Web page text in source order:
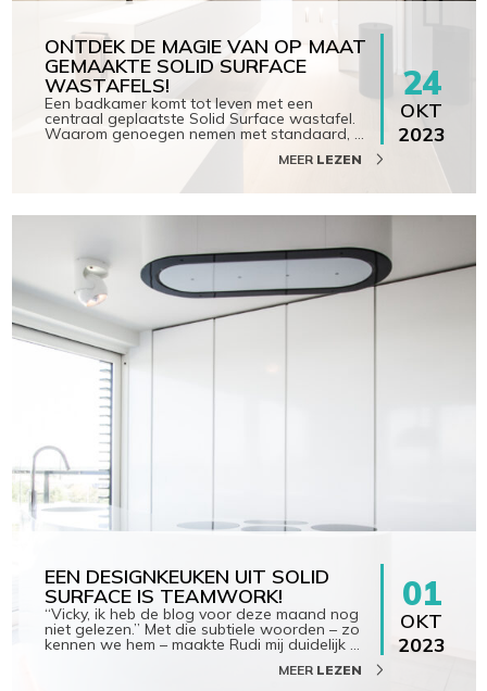
24
OKT
2023
ONTDEK DE MAGIE VAN OP MAAT
GEMAAKTE SOLID SURFACE
WASTAFELS!
Een badkamer komt tot leven met een
centraal geplaatste Solid Surface wastafel.
Waarom genoegen nemen met standaard, …
MEER LEZEN
01
OKT
2023
EEN DESIGNKEUKEN UIT SOLID
SURFACE IS TEAMWORK!
“Vicky, ik heb de blog voor deze maand nog
niet gelezen.” Met die subtiele woorden – zo
kennen we hem – maakte Rudi mij duidelijk …
MEER LEZEN